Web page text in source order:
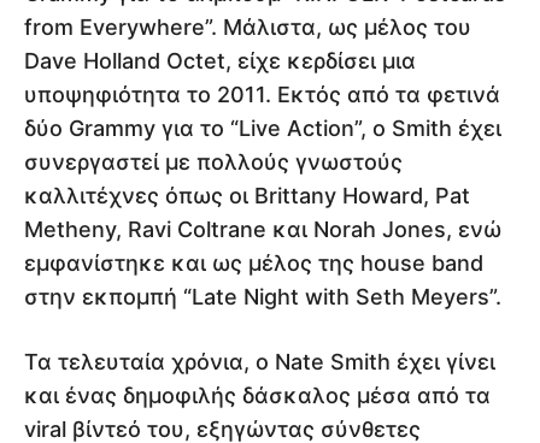
from Everywhere”. Μάλιστα, ως μέλος του
Dave Holland Octet, είχε κερδίσει μια
υποψηφιότητα το 2011. Εκτός από τα φετινά
δύο Grammy για το “Live Action”, ο Smith έχει
συνεργαστεί με πολλούς γνωστούς
καλλιτέχνες όπως οι Brittany Howard, Pat
Metheny, Ravi Coltrane και Norah Jones, ενώ
εμφανίστηκε και ως μέλος της house band
στην εκπομπή “Late Night with Seth Meyers”.
Τα τελευταία χρόνια, ο Nate Smith έχει γίνει
και ένας δημοφιλής δάσκαλος μέσα από τα
viral βίντεό του, εξηγώντας σύνθετες